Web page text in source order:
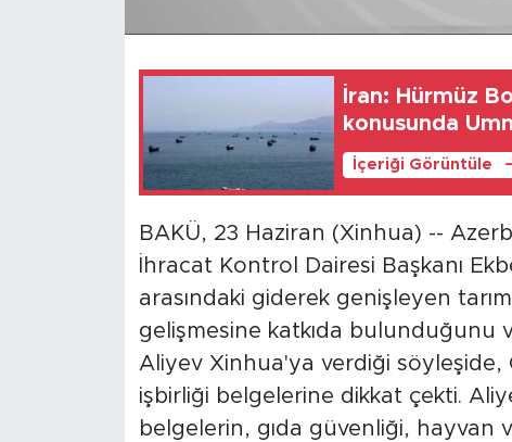
İran: Hürmüz
konusunda
İçeriği Görüntüle
BAKÜ, 23 Haziran (Xinhua) --
İhracat Kontrol Dairesi Başkanı
arasındaki giderek genişleyen
gelişmesine katkıda bulunduğunu
Aliyev Xinhua'ya verdiği söyleşide,
işbirliği belgelerine dikkat çekti.
belgelerin, gıda güvenliği, hayvan